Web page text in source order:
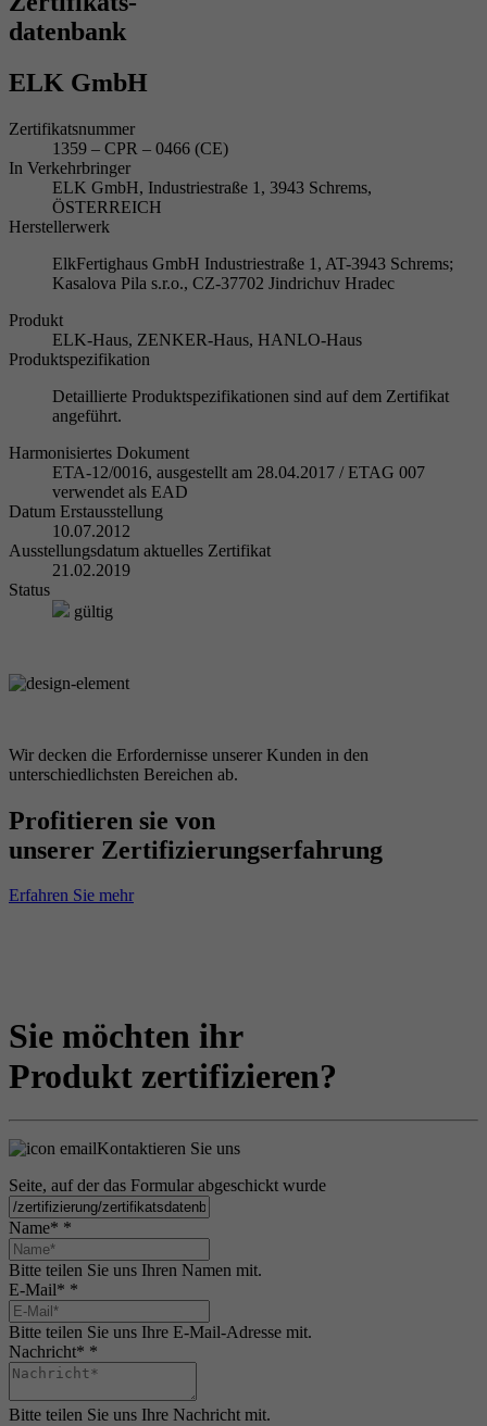
datenbank
ELK GmbH
Zertifikatsnummer
1359 – CPR – 0466 (CE)
In Verkehrbringer
ELK GmbH, Industriestraße 1, 3943 Schrems,
ÖSTERREICH
Herstellerwerk
ElkFertighaus GmbH Industriestraße 1, AT-3943 Schrems;
Kasalova Pila s.r.o., CZ-37702 Jindrichuv Hradec
Produkt
ELK-Haus, ZENKER-Haus, HANLO-Haus
Produktspezifikation
Detaillierte Produktspezifikationen sind auf dem Zertifikat
angeführt.
Harmonisiertes Dokument
ETA-12/0016, ausgestellt am 28.04.2017 / ETAG 007
verwendet als EAD
Datum Erstausstellung
10.07.2012
Ausstellungsdatum aktuelles Zertifikat
21.02.2019
Status
gültig
Wir decken die Erfordernisse unserer Kunden in den
unterschiedlichsten Bereichen ab.
Profitieren sie von
unserer Zertifizierungserfahrung
Erfahren Sie mehr
Sie möchten ihr
Produkt zertifizieren?
Kontaktieren Sie uns
Seite, auf der das Formular abgeschickt wurde
Name* *
Bitte teilen Sie uns Ihren Namen mit.
E-Mail* *
Bitte teilen Sie uns Ihre E-Mail-Adresse mit.
Nachricht* *
Bitte teilen Sie uns Ihre Nachricht mit.